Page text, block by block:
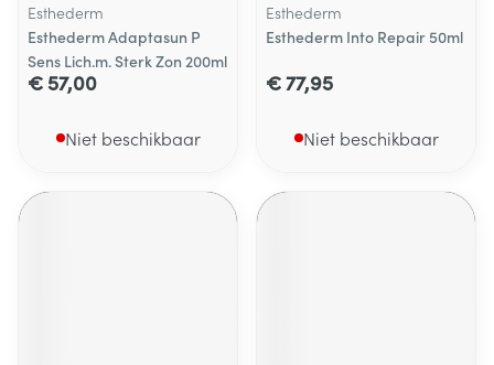
Esthederm
Esthederm Adaptasun P
Sens Lich.m. Sterk Zon 200ml
€ 57,00
Niet beschikbaar
Esthederm
Esthederm Into Repair 50ml
€ 77,95
Niet beschikbaar